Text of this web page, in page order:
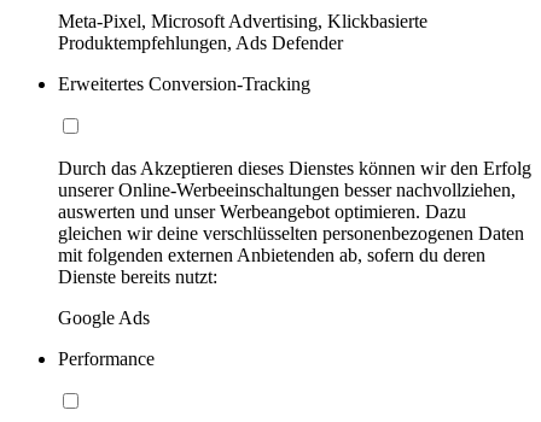
Meta-Pixel, Microsoft Advertising, Klickbasierte
Produktempfehlungen, Ads Defender
Erweitertes Conversion-Tracking
Durch das Akzeptieren dieses Dienstes können wir den Erfolg
unserer Online-Werbeeinschaltungen besser nachvollziehen,
auswerten und unser Werbeangebot optimieren. Dazu
gleichen wir deine verschlüsselten personenbezogenen Daten
mit folgenden externen Anbietenden ab, sofern du deren
Dienste bereits nutzt:
Google Ads
Performance